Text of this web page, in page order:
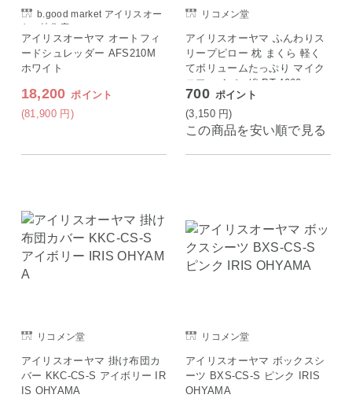
b.good market アイリスオー
ヤマ特集店
アイリスオーヤマ オートフィ
ードシュレッダー AFS210M
ホワイト
18,200 ポイント
(81,900 円 )
リコメン堂
アイリスオーヤマ ふんわりス
リープピロー 枕 まくら 軽く
てボリュームたっぷり マイク
ロファイバー綿 PT-4060
700 ポイント
(3,150 円)
この商品を安い順で見る
リコメン堂
アイリスオーヤマ 掛け布団カ
バー KKC-CS-S アイボリー IR
IS OHYAMA
リコメン堂
アイリスオーヤマ ボックスシ
ーツ BXS-CS-S ピンク IRIS
OHYAMA